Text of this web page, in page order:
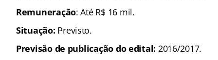
Remuneração: Até R$ 16 mil.
Situação: Previsto.
Previsão de publicação do edital: 2016/2017.